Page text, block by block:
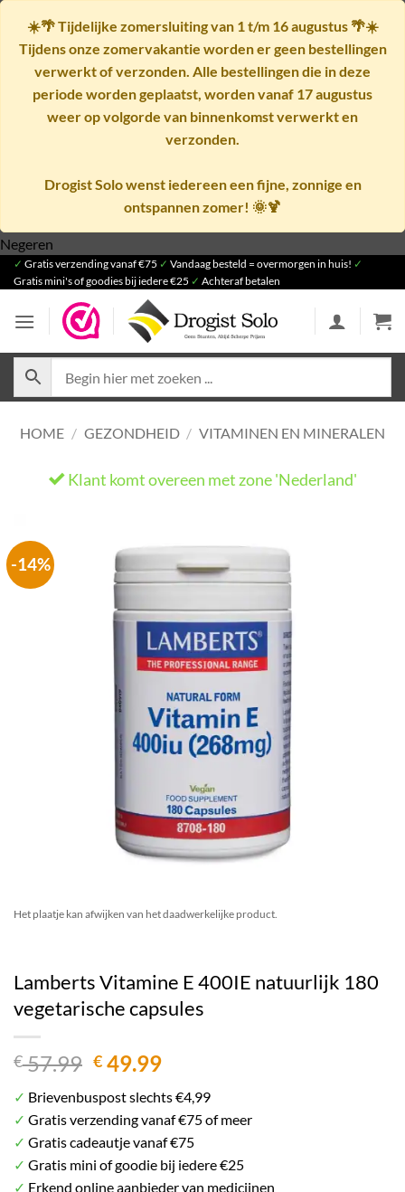
☀️🌴Tijdelijke zomersluiting van 1 t/m 16 augustus🌴☀️
Tijdens onze zomervakantie worden er geen bestellingen
verwerkt of verzonden. Alle bestellingen die in deze
periode worden geplaatst, worden vanaf 17 augustus
weer op volgorde van binnenkomst verwerkt en
verzonden.
Drogist Solo wenst iedereen een fijne, zonnige en
ontspannen zomer! 🌞🍹
Negeren
naar
inhoud
✓ Gratis verzending vanaf €75 ✓ Vandaag besteld = overmorgen in huis! ✓
Gratis mini's of goodies bij iedere €25 ✓ Achteraf betalen
HOME / GEZONDHEID / VITAMINEN EN MINERALEN
Klant komt overeen met zone 'Nederland'
-14%
Het plaatje kan afwijken van het daadwerkelijke product.
Lamberts Vitamine E 400IE natuurlijk 180
vegetarische capsules
€57.99 Oorspronkelijke
was:
€ 57.99.
€ 49.99Huidige
is:
€ 49.99.
✓ Brievenbuspost slechts €4,99
✓ Gratis verzending vanaf €75 of meer
✓ Gratis cadeautje vanaf €75
✓ Gratis mini of goodie bij iedere €25
✓ Erkend online aanbieder van medicijnen